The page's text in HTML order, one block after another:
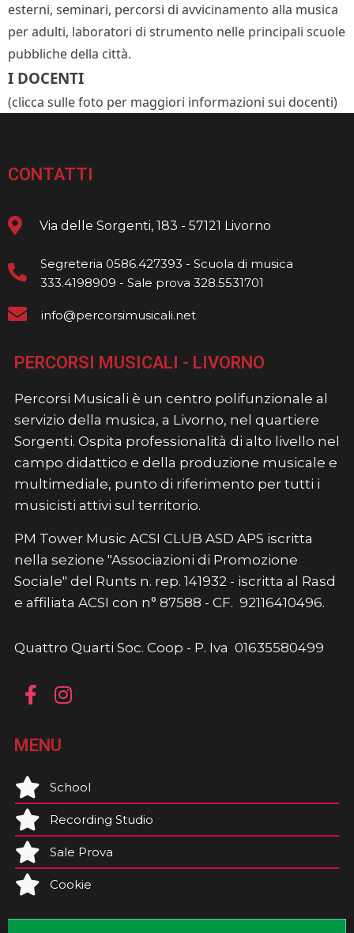
esterni, seminari, percorsi di avvicinamento alla musica
per adulti, laboratori di strumento nelle principali scuole
pubbliche della città.
I DOCENTI
(clicca sulle foto per maggiori informazioni sui docenti)
CONTATTI
Via delle Sorgenti, 183 - 57121 Livorno
Segreteria 0586.427393 - Scuola di musica
333.4198909 - Sale prova 328.5531701
info@percorsimusicali.net
PERCORSI MUSICALI - LIVORNO
Percorsi Musicali è un centro polifunzionale al
servizio della musica, a Livorno, nel quartiere
Sorgenti. Ospita professionalità di alto livello nel
campo didattico e della produzione musicale e
multimediale, punto di riferimento per tutti i
musicisti attivi sul territorio.
PM Tower Music ACSI CLUB ASD APS iscritta
nella sezione "Associazioni di Promozione
Sociale" del Runts n. rep. 141932 - iscritta al Rasd
e affiliata ACSI con n° 87588 - CF. 92116410496.
Quattro Quarti Soc. Coop - P. Iva 01635580499
MENU
School
Recording Studio
Sale Prova
Cookie